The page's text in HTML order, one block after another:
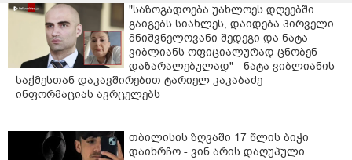
"საზოგადოება უახლოეს დღეებში
გაიგებს სიახლეს, დაიდება პირველი
მნიშვნელოვანი შედეგი და ნატა
ვიბლიანს ოფიციალურად ცნობენ
დაზარალებულად" - ნატა ვიბლიანის
საქმესთან დაკავშირებით ტარიელ კაკაბაძე
ინფორმაციას ავრცელებს
თბილისის ზღვაში 17 წლის ბიჭი
დაიხრჩო - ვინ არის დაღუპული